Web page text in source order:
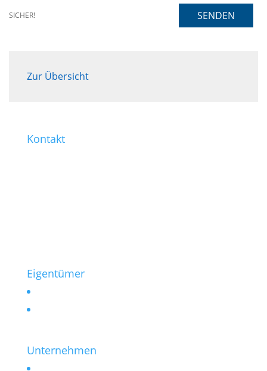
SICHER! SENDEN
Zur Übersicht
Kontakt
Eigentümer
Unternehmen